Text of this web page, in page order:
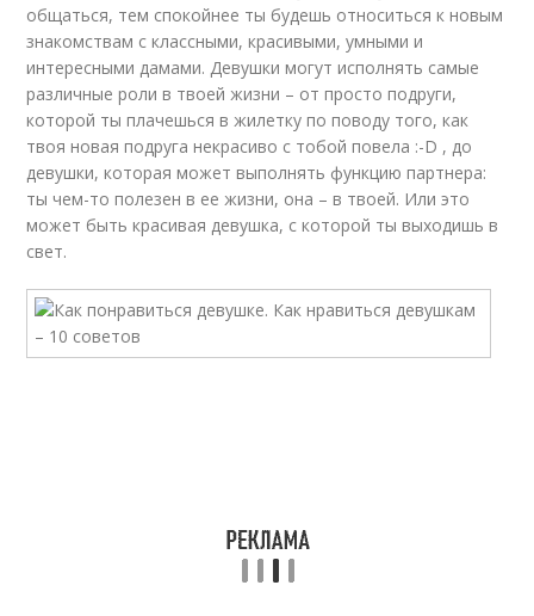
общаться, тем спокойнее ты будешь относиться к новым
знакомствам с классными, красивыми, умными и
интересными дамами. Девушки могут исполнять самые
различные роли в твоей жизни – от просто подруги,
которой ты плачешься в жилетку по поводу того, как
твоя новая подруга некрасиво с тобой повела :-D , до
девушки, которая может выполнять функцию партнера:
ты чем-то полезен в ее жизни, она – в твоей. Или это
может быть красивая девушка, с которой ты выходишь в
свет.